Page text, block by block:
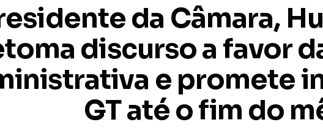
da Câmara,
discurso a favor
e promete
GT até o fim do